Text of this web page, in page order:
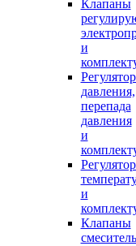
Клапаны
и
давления,
перепада
давления
и
и
Клапаны